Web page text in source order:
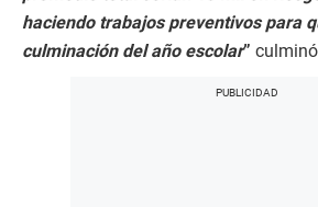
haciendo trabajos preventivos para
culminación del año escolar”